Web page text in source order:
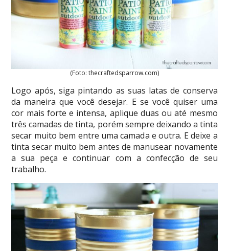
(Foto: thecraftedsparrow.com)
Logo após, siga pintando as suas latas de conserva
da maneira que você desejar. E se você quiser uma
cor mais forte e intensa, aplique duas ou até mesmo
três camadas de tinta, porém sempre deixando a tinta
secar muito bem entre uma camada e outra. E deixe a
tinta secar muito bem antes de manusear novamente
a sua peça e continuar com a confecção de seu
trabalho.